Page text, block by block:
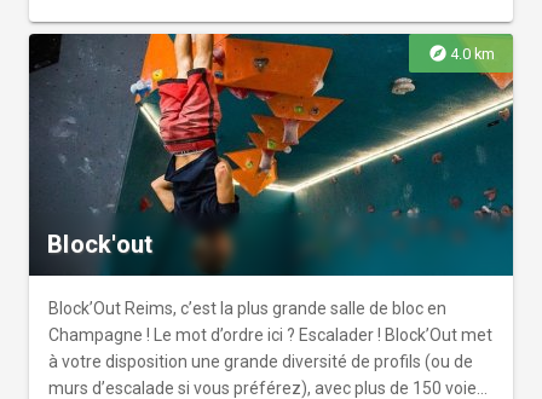
son vignoble et ses vignerons.
explore 4.0 km
Block'out
Block’Out Reims, c’est la plus grande salle de bloc en
Champagne ! Le mot d’ordre ici ? Escalader ! Block’Out met
à votre disposition une grande diversité de profils (ou de
murs d’escalade si vous préférez), avec plus de 150 voies